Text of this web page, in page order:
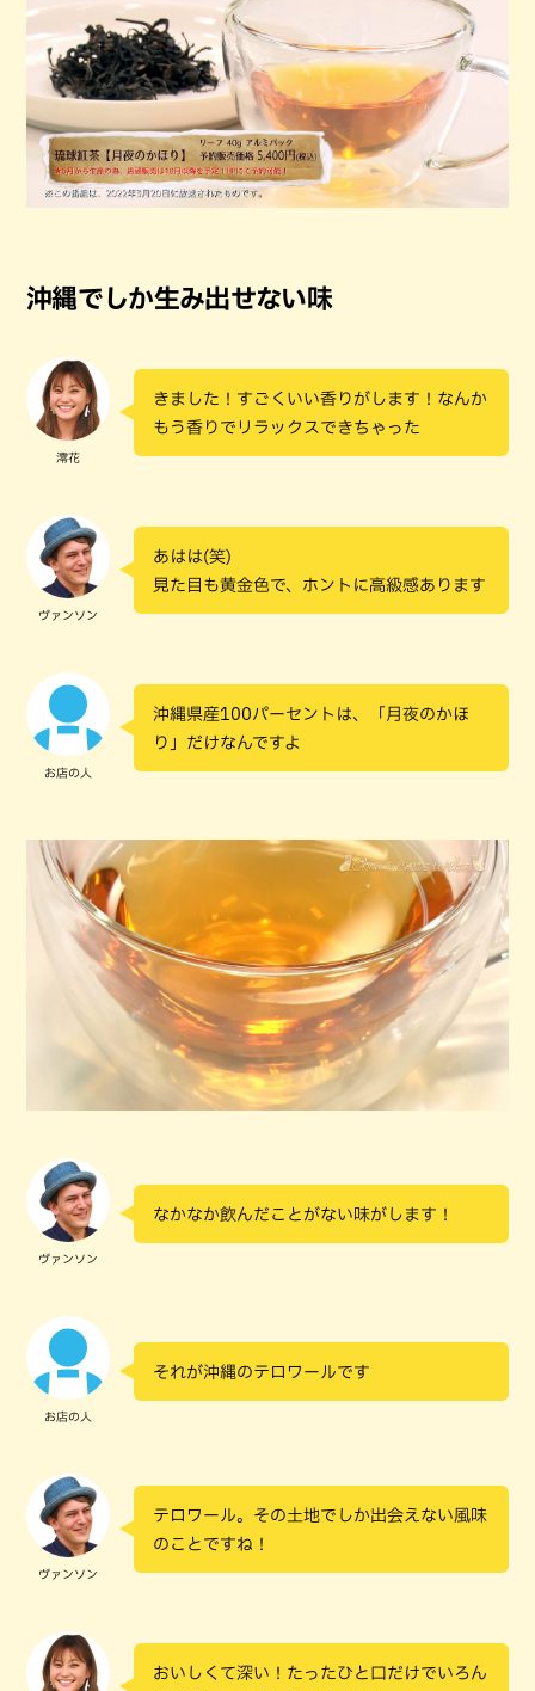
沖縄でしか生み出せない味
澪花
きました！すごくいい香りがします！なんか
もう香りでリラックスできちゃった
ヴァンソン
あはは(笑)
見た目も黄金色で、ホントに高級感あります
お店の人
沖縄県産100パーセントは、「月夜のかほ
り」だけなんですよ
ヴァンソン
なかなか飲んだことがない味がします！
お店の人
それが沖縄のテロワールです
ヴァンソン
テロワール。その土地でしか出会えない風味
のことですね！
おいしくて深い！たったひと口だけでいろん